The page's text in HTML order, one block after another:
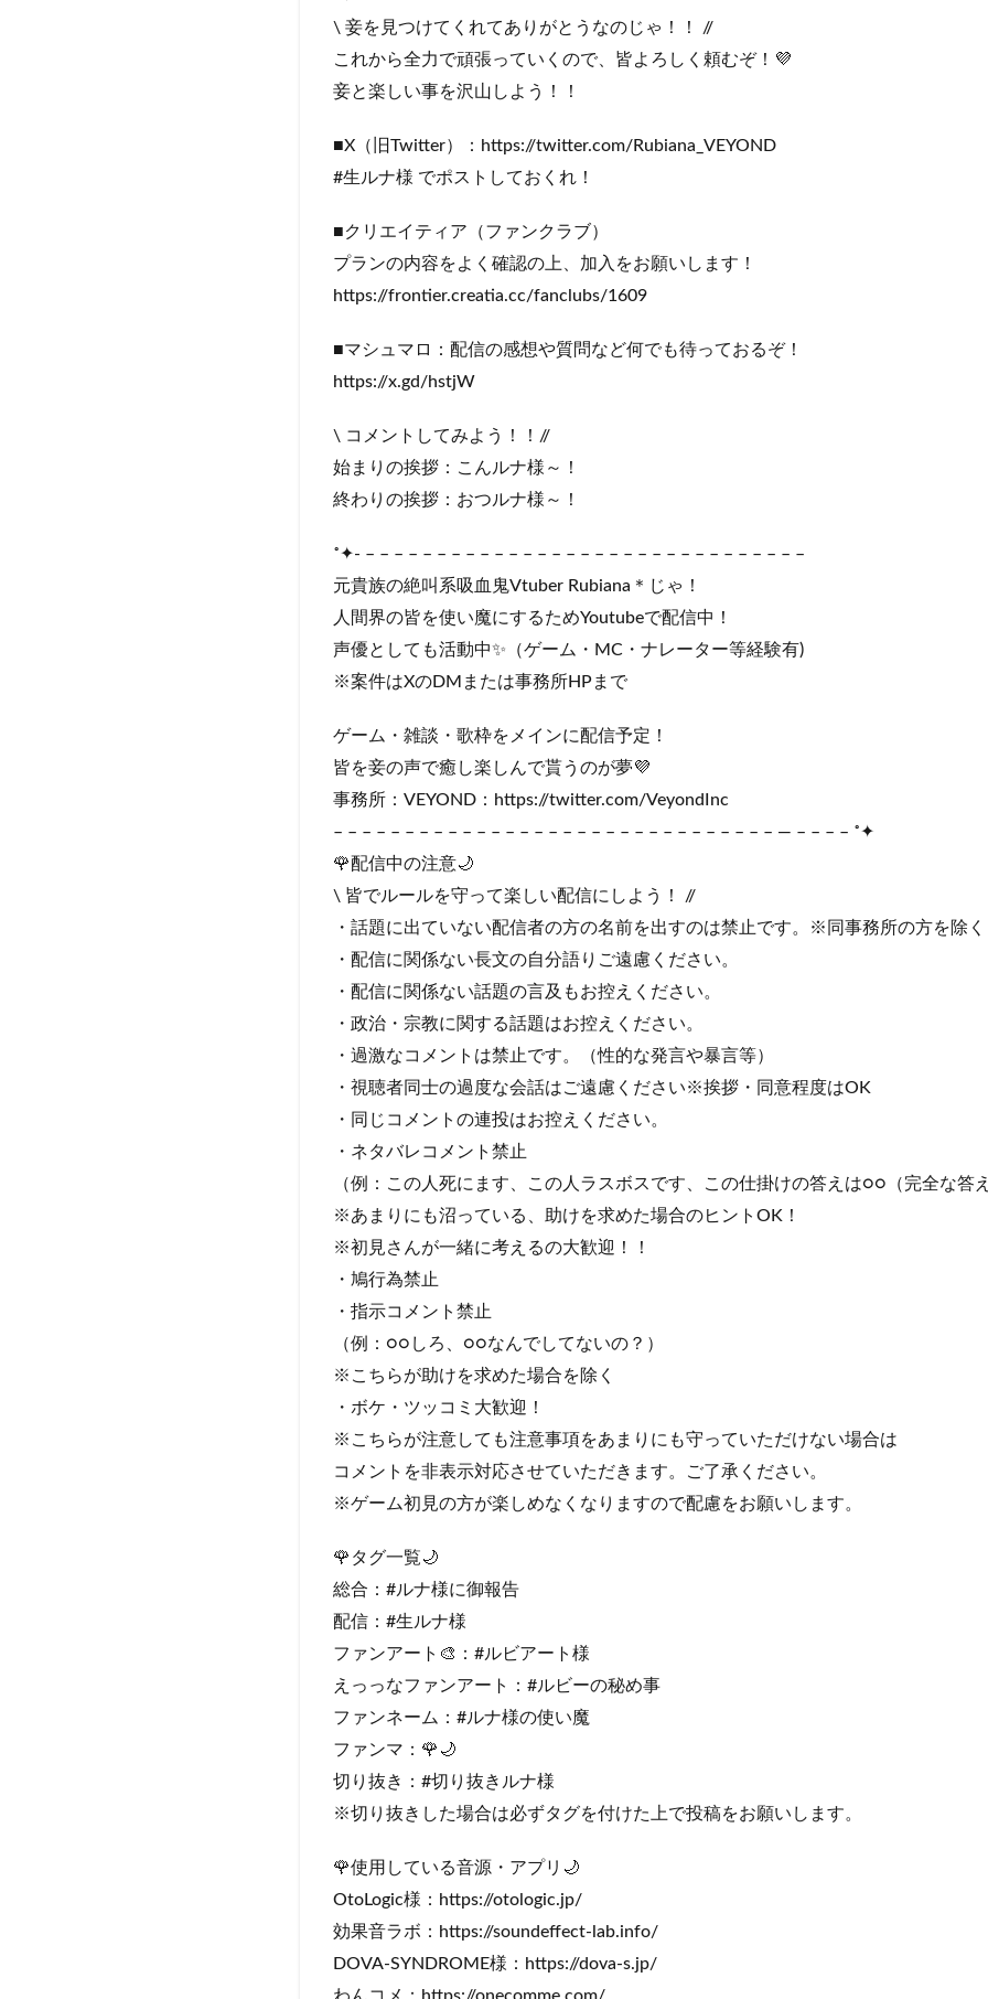
\ 妾を見つけてくれてありがとうなのじゃ！！ //
これから全力で頑張っていくので、皆よろしく頼むぞ！💜
妾と楽しい事を沢山しよう！！
■X（旧Twitter）：https://twitter.com/Rubiana_VEYOND
#生ルナ様 でポストしておくれ！
■クリエイティア（ファンクラブ）
プランの内容をよく確認の上、加入をお願いします！
https://frontier.creatia.cc/fanclubs/1609
■マシュマロ：配信の感想や質問など何でも待っておるぞ！
https://x.gd/hstjW
\ コメントしてみよう！！//
始まりの挨拶：こんルナ様～！
終わりの挨拶：おつルナ様～！
˚✦- – – – – – – – – – – – – – – – – – – – – – – – – – – – – – – –
元貴族の絶叫系吸血鬼Vtuber Rubiana＊じゃ！
人間界の皆を使い魔にするためYoutubeで配信中！
声優としても活動中✨（ゲーム・MC・ナレーター等経験有)
※案件はXのDMまたは事務所HPまで
ゲーム・雑談・歌枠をメインに配信予定！
皆を妾の声で癒し楽しんで貰うのが夢💜
事務所：VEYOND：https://twitter.com/VeyondInc
– – – – – – – – – – – – – – – – – – – – – – – – – – – – – – – — – – – – ˚✦
🌹配信中の注意🌙
\ 皆でルールを守って楽しい配信にしよう！ //
・話題に出ていない配信者の方の名前を出すのは禁止です。※同事務所の方を除く
・配信に関係ない長文の自分語りご遠慮ください。
・配信に関係ない話題の言及もお控えください。
・政治・宗教に関する話題はお控えください。
・過激なコメントは禁止です。（性的な発言や暴言等）
・視聴者同士の過度な会話はご遠慮ください※挨拶・同意程度はOK
・同じコメントの連投はお控えください。
・ネタバレコメント禁止
（例：この人死にます、この人ラスボスです、この仕掛けの答えは○○（完全な答
※あまりにも沼っている、助けを求めた場合のヒントOK！
※初見さんが一緒に考えるの大歓迎！！
・鳩行為禁止
・指示コメント禁止
（例：○○しろ、○○なんでしてないの？）
※こちらが助けを求めた場合を除く
・ボケ・ツッコミ大歓迎！
※こちらが注意しても注意事項をあまりにも守っていただけない場合は
コメントを非表示対応させていただきます。ご了承ください。
※ゲーム初見の方が楽しめなくなりますので配慮をお願いします。
🌹タグ一覧🌙
総合：#ルナ様に御報告
配信：#生ルナ様
ファンアート🎨：#ルビアート様
えっっなファンアート：#ルビーの秘め事
ファンネーム：#ルナ様の使い魔
ファンマ：🌹🌙
切り抜き：#切り抜きルナ様
※切り抜きした場合は必ずタグを付けた上で投稿をお願いします。
🌹使用している音源・アプリ🌙
OtoLogic様：https://otologic.jp/
効果音ラボ：https://soundeffect-lab.info/
DOVA-SYNDROME様：https://dova-s.jp/